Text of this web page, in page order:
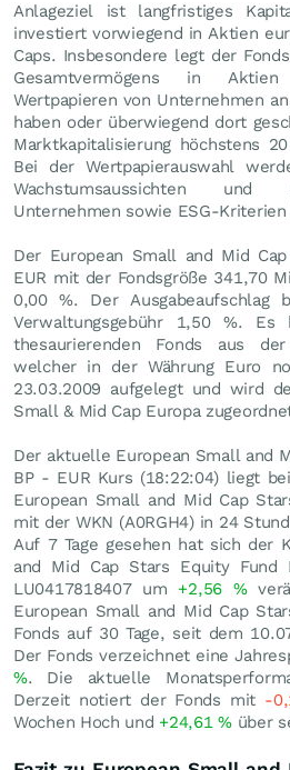
Anlageziel ist langfristiges
investiert vorwiegend in Aktien
Caps. Insbesondere legt der
Gesamtvermögens in
Wertpapieren von Unternehmen
haben oder überwiegend dort
Marktkapitalisierung höchstens
Bei der Wertpapierauswahl
Wachstumsaussichten und
Unternehmen sowie ESG-
Der European Small and Mid
EUR mit der Fondsgröße 341,70
0,00 %. Der
Verwaltungsgebühr 1,50 %.
thesaurierenden Fonds aus
welcher in der Währung Euro
23.03.2009 aufgelegt und wird
Small & Mid Cap Europa
Der aktuelle European Small and
BP - EUR Kurs (18:22:04) liegt
European Small and Mid Cap
mit der WKN (A0RGH4) in 24
Auf 7 Tage gesehen hat sich der
and Mid Cap Stars Equity
LU0417818407 um +2,56 %
European Small and Mid Cap
Fonds auf 30 Tage, seit dem
Der Fonds verzeichnet eine
%. Die aktuelle
Derzeit notiert der Fonds mit -
Wochen Hoch und +24,61%über